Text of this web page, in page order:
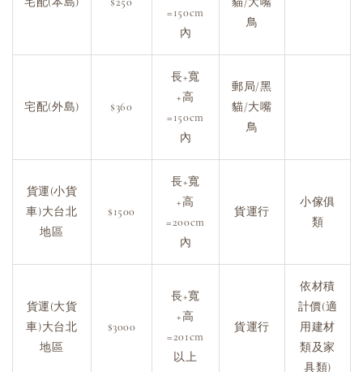
=150cm
內
鳥
宅配(外島) $360
長+寬
+高
=150cm
內
郵局/黑
貓/大嘴
鳥
貨運(小貨
車)大台北
地區
$1500
長+寬
+高
=200cm
內
貨運行
小傢俱
類
貨運(大貨
車)大台北
地區
$3000
長+寬
+高
=201cm
以上
貨運行
依材積
計價(適
用建材
類及家
具類)